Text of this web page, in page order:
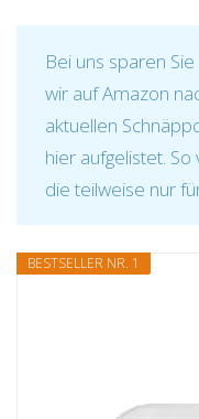
Bei uns sparen
wir auf Amazon
aktuellen
hier aufgelistet.
die teilweise nur
BESTSELLER NR. 1